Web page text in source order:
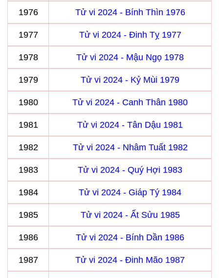
1976 Tử vi 2024 - Bính Thìn 1976
1977 Tử vi 2024 - Đinh Tỵ 1977
1978 Tử vi 2024 - Mậu Ngọ 1978
1979 Tử vi 2024 - Kỷ Mùi 1979
1980 Tử vi 2024 - Canh Thân 1980
1981 Tử vi 2024 - Tân Dậu 1981
1982 Tử vi 2024 - Nhâm Tuất 1982
1983 Tử vi 2024 - Quý Hợi 1983
1984 Tử vi 2024 - Giáp Tý 1984
1985 Tử vi 2024 - Ất Sửu 1985
1986 Tử vi 2024 - Bính Dần 1986
1987 Tử vi 2024 - Đinh Mão 1987